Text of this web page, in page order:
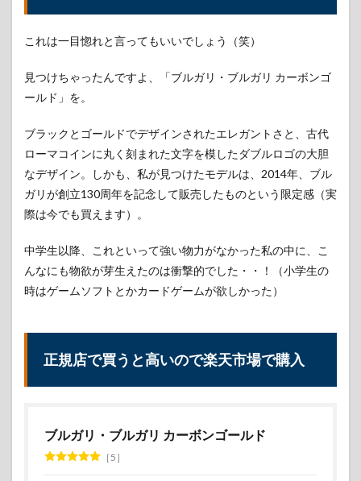
感じ
リッ
2.1
メリ
①：
が上
がる
2.2
メリ
②：
ブラ
ンド
品に
しく
2.3
メリ
高級
ンド
の敷
これは一目惚れと言ってもいいでしょう（笑）
見つけちゃったんですよ、「ブルガリ・ブルガリ カーボンゴ
ールド」を。
ブラックとゴールドでデザインされたエレガントさと、古代
ローマコインに丸く刻まれた文字を模したダブルロゴの大胆
なデザイン。しかも、私が見つけたモデルは、2014年、ブル
ガリが創立130周年を記念して販売したものという限定感（実
際は今でも買えます）。
中学生以降、これといって強い物力がなかった私の中に、こ
んなにも物欲が芽生えたのは衝撃的でした・・！（小学生の
時はゲームソフトとかカードゲームが欲しかった）
正規店で買うと高いので楽天市場で購入
ブルガリ・ブルガリ カーボンゴールド
5